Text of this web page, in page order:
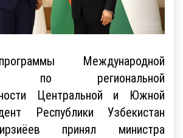
Международной
по региональной
Центральной и Южной
Республики Узбекистан
принял министра